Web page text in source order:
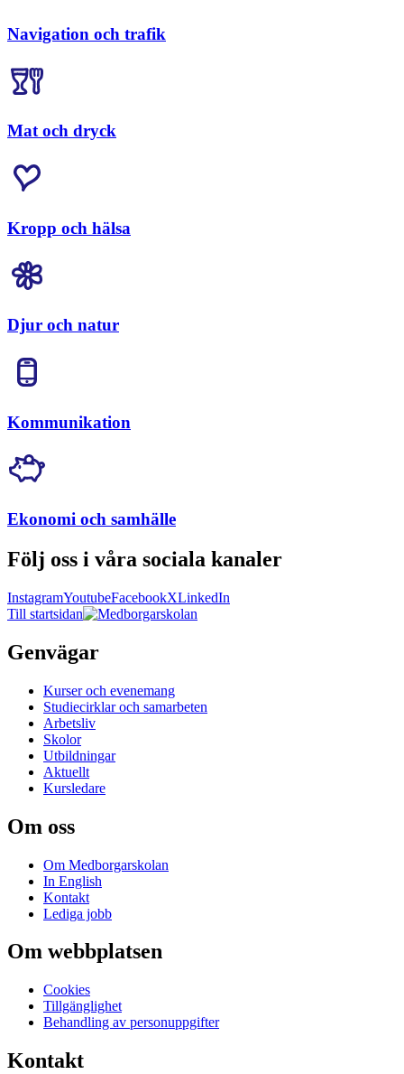
Navigation och trafik
Mat och dryck
Kropp och hälsa
Djur och natur
Kommunikation
Ekonomi och samhälle
Följ oss i våra sociala kanaler
InstagramYoutubeFacebookXLinkedIn
Till startsidan
Genvägar
Kurser och evenemang
Studiecirklar och samarbeten
Arbetsliv
Skolor
Utbildningar
Aktuellt
Kursledare
Om oss
Om Medborgarskolan
In English
Kontakt
Lediga jobb
Om webbplatsen
Cookies
Tillgänglighet
Behandling av personuppgifter
Kontakt